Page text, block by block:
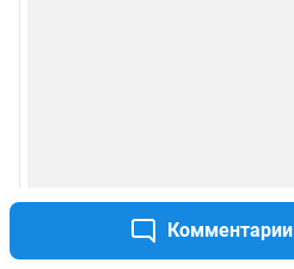
Комментарии